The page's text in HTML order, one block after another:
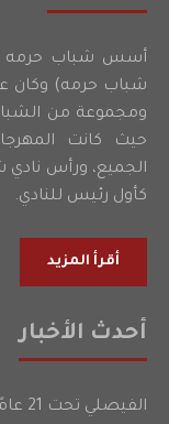
شباب حرمه) وكان
ومجموعة من الشباب
حيث كانت
الجميع، ورأس نادي
كأول رئيس للنادي.
أقرأ المزيد
أحدث الأخبار